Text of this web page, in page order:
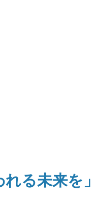
る未来を」